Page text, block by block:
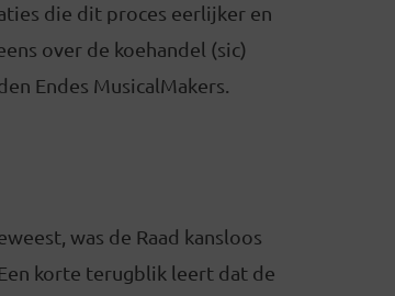
die dit proces eerlijker en
over de koehandel (sic)
Endes MusicalMakers.
was de Raad kansloos
korte terugblik leert dat de